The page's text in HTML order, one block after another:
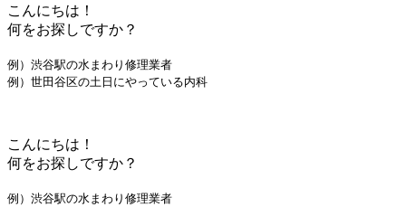
こんにちは！
何をお探しですか？
例）渋谷駅の水まわり修理業者
例）世田谷区の土日にやっている内科
こんにちは！
何をお探しですか？
例）渋谷駅の水まわり修理業者